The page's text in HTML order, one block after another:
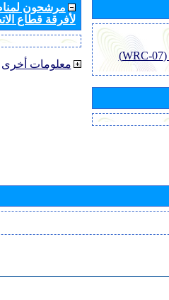
مرشحون
لأفرقة قطاع
معلومات أخرى